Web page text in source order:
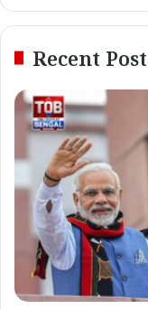
Recent